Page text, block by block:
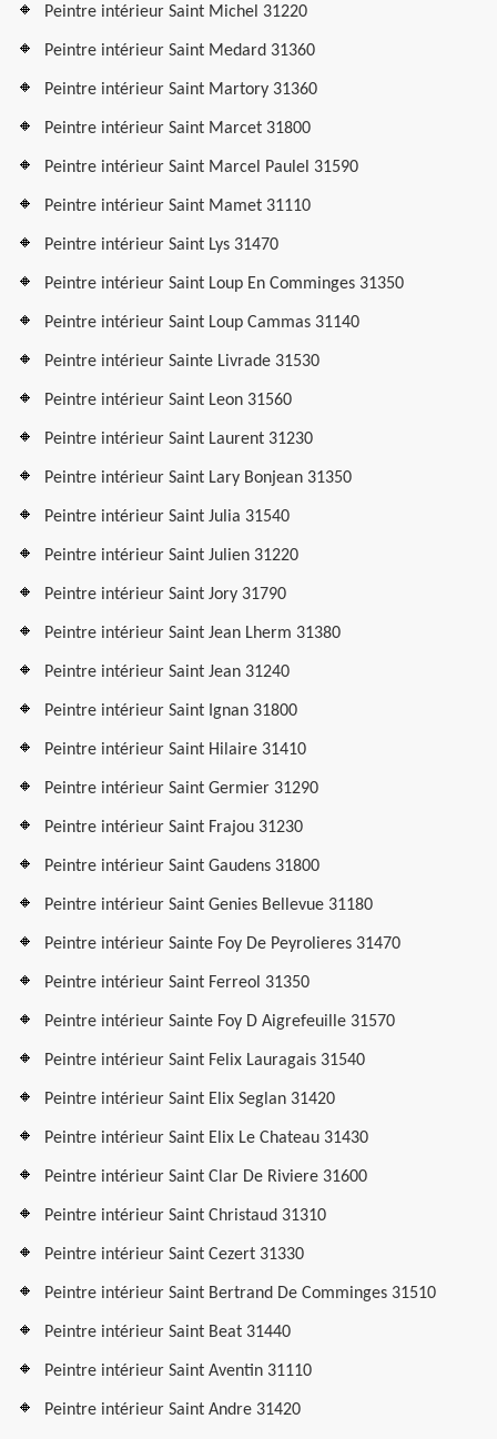
Peintre intérieur Saint Michel 31220
Peintre intérieur Saint Medard 31360
Peintre intérieur Saint Martory 31360
Peintre intérieur Saint Marcet 31800
Peintre intérieur Saint Marcel Paulel 31590
Peintre intérieur Saint Mamet 31110
Peintre intérieur Saint Lys 31470
Peintre intérieur Saint Loup En Comminges 31350
Peintre intérieur Saint Loup Cammas 31140
Peintre intérieur Sainte Livrade 31530
Peintre intérieur Saint Leon 31560
Peintre intérieur Saint Laurent 31230
Peintre intérieur Saint Lary Bonjean 31350
Peintre intérieur Saint Julia 31540
Peintre intérieur Saint Julien 31220
Peintre intérieur Saint Jory 31790
Peintre intérieur Saint Jean Lherm 31380
Peintre intérieur Saint Jean 31240
Peintre intérieur Saint Ignan 31800
Peintre intérieur Saint Hilaire 31410
Peintre intérieur Saint Germier 31290
Peintre intérieur Saint Frajou 31230
Peintre intérieur Saint Gaudens 31800
Peintre intérieur Saint Genies Bellevue 31180
Peintre intérieur Sainte Foy De Peyrolieres 31470
Peintre intérieur Saint Ferreol 31350
Peintre intérieur Sainte Foy D Aigrefeuille 31570
Peintre intérieur Saint Felix Lauragais 31540
Peintre intérieur Saint Elix Seglan 31420
Peintre intérieur Saint Elix Le Chateau 31430
Peintre intérieur Saint Clar De Riviere 31600
Peintre intérieur Saint Christaud 31310
Peintre intérieur Saint Cezert 31330
Peintre intérieur Saint Bertrand De Comminges 31510
Peintre intérieur Saint Beat 31440
Peintre intérieur Saint Aventin 31110
Peintre intérieur Saint Andre 31420